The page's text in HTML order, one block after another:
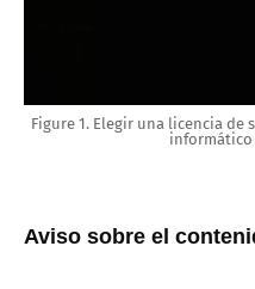
Figure 1. Elegir una licencia
informático
Aviso sobre el